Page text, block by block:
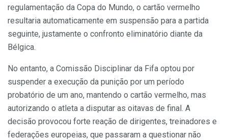
regulamentação da Copa do Mundo, o cartão vermelho
resultaria automaticamente em suspensão para a partida
seguinte, justamente o confronto eliminatório diante da
Bélgica.
No entanto, a Comissão Disciplinar da Fifa optou por
suspender a execução da punição por um período
probatório de um ano, mantendo o cartão vermelho, mas
autorizando o atleta a disputar as oitavas de final. A
decisão provocou forte reação de dirigentes, treinadores e
federações europeias, que passaram a questionar não